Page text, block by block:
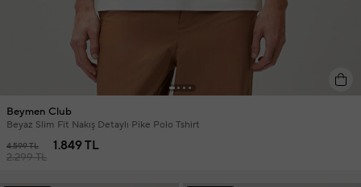
Beymen Club
Beyaz Slim Fit Nakış Detaylı Pike Polo Tshirt
4.599 TL
2.299 TL
1.849 TL